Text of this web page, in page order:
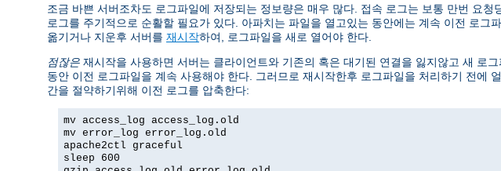
조금 바쁜 서버조차도 로그파일에 저장되는 정보량은 매우 많다. 접속 로그는 보통 만번 요
로그를 주기적으로 순활할 필요가 있다. 아파치는 파일을 열고있는 동안에는 계속 이전 로
옮기거나 지운후 서버를 재시작하여, 로그파일을 새로 열어야 한다.
점잖은 재시작을 사용하면 서버는 클라이언트와 기존의 혹은 대기된 연결을 잃지않고 새 로
동안 이전 로그파일을 계속 사용해야 한다. 그러므로 재시작한후 로그파일을 처리하기 전에
간을 절약하기위해 이전 로그를 압축한다:
mv access_log access_log.old
mv error_log error_log.old
apache2ctl graceful
sleep 600